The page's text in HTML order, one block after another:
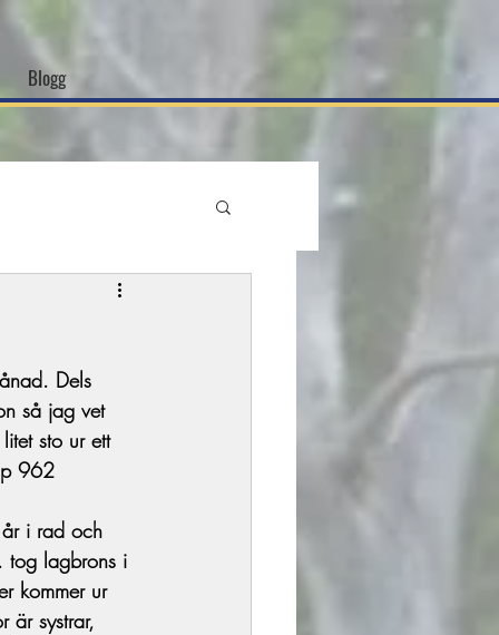
Blogg
Dels
så jag vet
sto ur ett
962
år i rad och
tog lagbrons i
kommer ur
är systrar,